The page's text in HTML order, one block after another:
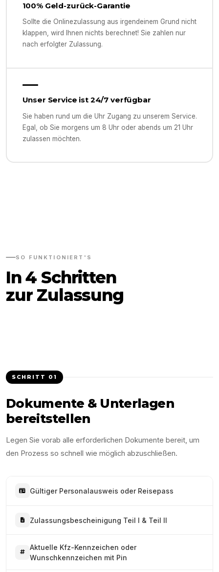
100% Geld-zurück-Garantie
Sollte die Onlinezulassung aus irgendeinem Grund nicht
klappen, wird Ihnen nichts berechnet! Sie zahlen nur
nach erfolgter Zulassung.
Unser Service ist 24/7 verfügbar
Sie haben rund um die Uhr Zugang zu unserem Service.
Egal, ob Sie morgens um 8 Uhr oder abends um 21 Uhr
zulassen möchten.
SO FUNKTIONIERT'S
In 4 Schritten
zur Zulassung
SCHRITT 01
Dokumente & Unterlagen
bereitstellen
Legen Sie vorab alle erforderlichen Dokumente bereit, um
den Prozess so schnell wie möglich abzuschließen.
Gültiger Personalausweis oder Reisepass
Zulassungsbescheinigung Teil I & Teil II
Aktuelle Kfz-Kennzeichen oder
Wunschkennzeichen mit Pin